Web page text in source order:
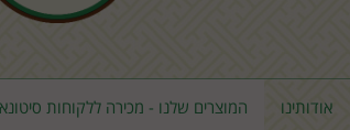
אודותינו המוצרים שלנו - מכירה ללקוחות